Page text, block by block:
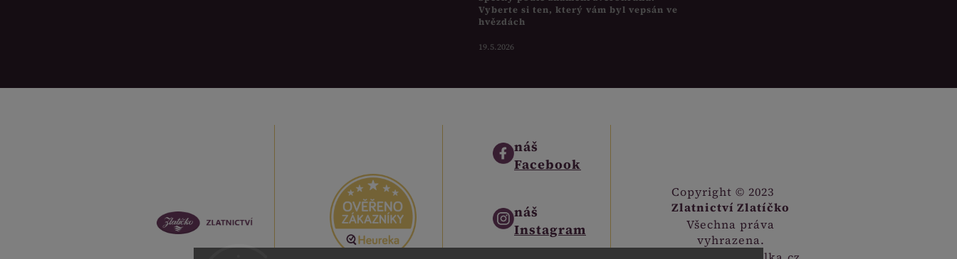
Vyberte si ten, který vám byl vepsán ve
hvězdách
19.5.2026
náš
Facebook
náš
Instagram
Copyright © 2023
Zlatnictví Zlatíčko
Všechna práva
vyhrazena.